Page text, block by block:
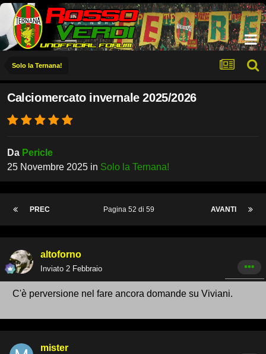
Solo la Ternana!
Calciomercato invernale 2025/2026
Da Pericle
25 Novembre 2025 in Solo la Ternana!
PREC AVANTI
Pagina 52 di 59
altoforno
Inviato 2 Febbraio
C'è perversione nel fare ancora domande su Viviani.
mister